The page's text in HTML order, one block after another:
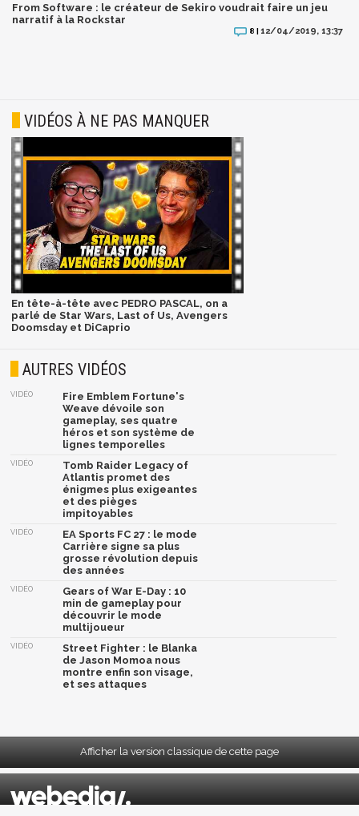
From Software : le créateur de Sekiro voudrait faire un jeu
narratif à la Rockstar
8 |12/04/2019, 13:37
VIDÉOS À NE PAS MANQUER
En tête-à-tête avec PEDRO PASCAL, on a
parlé de Star Wars, Last of Us, Avengers
Doomsday et DiCaprio
AUTRES VIDÉOS
VIDÉO
Fire Emblem Fortune's
Weave dévoile son
gameplay, ses quatre
héros et son système de
lignes temporelles
VIDÉO
Tomb Raider Legacy of
Atlantis promet des
énigmes plus exigeantes
et des pièges
impitoyables
VIDÉO
EA Sports FC 27 : le mode
Carrière signe sa plus
grosse révolution depuis
des années
VIDÉO
Gears of War E-Day : 10
min de gameplay pour
découvrir le mode
multijoueur
VIDÉO
Street Fighter : le Blanka
de Jason Momoa nous
montre enfin son visage,
et ses attaques
Afficher la version classique de cette page